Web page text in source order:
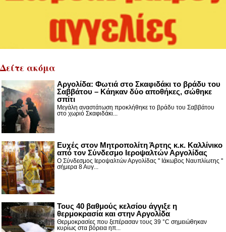
Δείτε ακόμα
Αργολίδα: Φωτιά στο Σκαφιδάκι το βράδυ του
Σαββάτου – Κάηκαν δύο αποθήκες, σώθηκε
σπίτι
Μεγάλη αναστάτωση προκλήθηκε το βράδυ του Σαββάτου
στο χωριό Σκαφιδάκι...
Ευχές στον Μητροπολίτη Άρτης κ.κ. Καλλίνικο
από τον Σύνδεσμο Ιεροψαλτών Αργολίδας
Ο Σύνδεσμος Ιεροψαλτών Αργολίδας '' Ιάκωβος Ναυπλίωτης ''
σήμερα 8 Αυγ...
Τους 40 βαθμούς κελσίου άγγιξε η
θερμοκρασία και στην Αργολίδα
Θερμοκρασίες που ξεπέρασαν τους 39 °C σημειώθηκαν
κυρίως στα βόρεια ηπ...